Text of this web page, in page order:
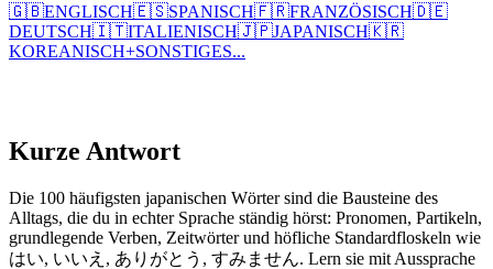
🇬🇧ENGLISCH🇪🇸SPANISCH🇫🇷FRANZÖSISCH🇩🇪
DEUTSCH🇮🇹ITALIENISCH🇯🇵JAPANISCH🇰🇷
KOREANISCH+SONSTIGES...
Kurze Antwort
Die 100 häufigsten japanischen Wörter sind die Bausteine des
Alltags, die du in echter Sprache ständig hörst: Pronomen, Partikeln,
grundlegende Verben, Zeitwörter und höfliche Standardfloskeln wie
はい, いいえ, ありがとう, すみません. Lern sie mit Aussprache